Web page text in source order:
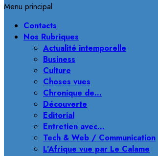
Menu principal
Contacts
Nos Rubriques
Actualité intemporelle
Business
Culture
Choses vues
Chronique de…
Découverte
Editorial
Entretien avec…
Tech & Web / Communication
L’Afrique vue par Le Calame